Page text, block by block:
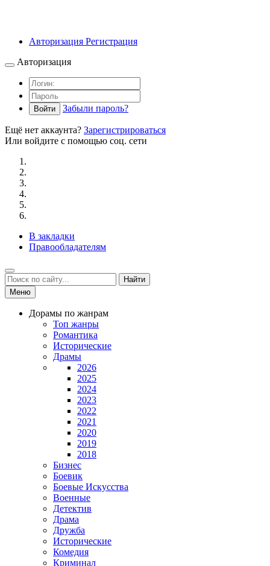
Авторизация Регистрация
Авторизация
Войти Забыли пароль?
Ещё нет аккаунта? Зарегистрироваться
Или войдите с помощью соц. сети
В закладки
Правообладателям
Найти
Меню
Дорамы по жанрам
Топ жанры
Романтика
Исторические
Драмы
2026
2025
2024
2023
2022
2021
2020
2019
2018
Бизнес
Боевик
Боевые Искусства
Военные
Детектив
Драма
Дружба
Исторические
Комедия
Криминал